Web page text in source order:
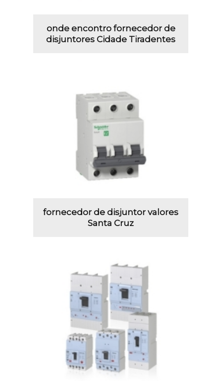
onde encontro fornecedor de
disjuntores Cidade Tiradentes
fornecedor de disjuntor valores
Santa Cruz